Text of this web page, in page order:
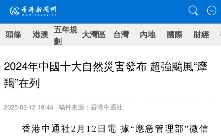
頭條 港澳 五年規
劃
大灣區 台灣 內地 國際 財經
2024年中國十大自然災害發布 超強颱風“摩
羯”在列
2025-02-12 18:44 | 稿件來源：香港中通社
香港中通社2月12日電 據“應急管理部”微信